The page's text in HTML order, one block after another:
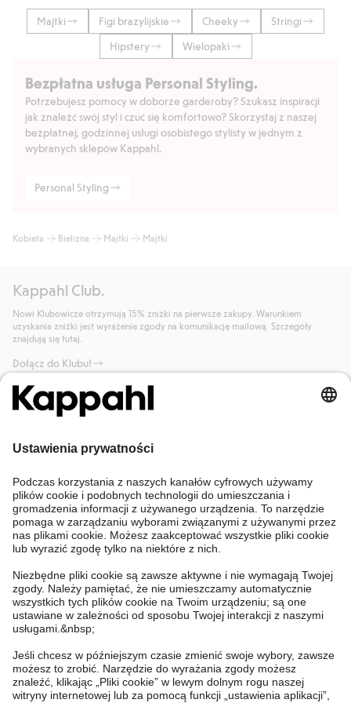
Majtki Figi brazylijskie Cheeky
Stringi
Hipstery
Wielopaki
Bezpłatna usługa Personal Styling.
Potrzebujesz pomocy w doborze garderoby? Szukasz inspiracji
jak znaleźć swój styl i czuć się komfortowo? Skorzystaj z naszej
bezpłatnej, godzinnej usługi osobistego stylisty w jednym z
wybranych sklepów Kappahl.
Personal Styling
Kobieta Bielizna Majtki Majtki
Kappahl Club.
Nowi Klubowicze otrzymują 15% zniżki na pierwsze zakupy. Warunkiem
uzyskania zniżki jest wyrażenie zgody na komunikację mailową. Szczegóły
znajdują się tutaj.
Dołącz do Klubu!
Potrzebujesz pomocy?
Sklep internetowy
Częste pytania
Twoje zamówienie
Skontaktuj się z nami
Znajdź sklep
Kappahl Club
Mój profil
Kappahl Club
Warunki członkostwa
O nas
O Kappahl Group
Zrównoważony rozwój
Warunki i zasady
Ogólne warunki zakupu
Więcej od nas